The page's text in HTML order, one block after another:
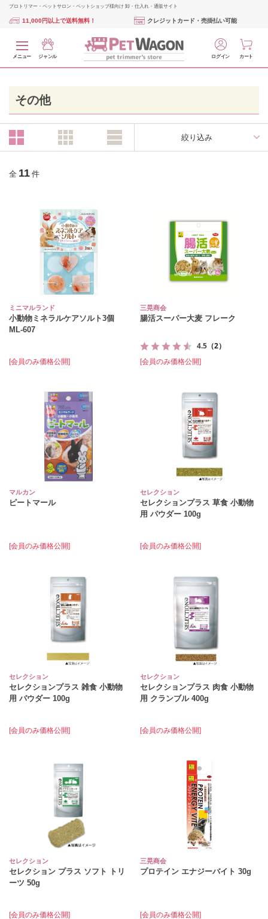
プロトリマー・ペットサロン・ペットショップ様向け 卸・仕入れ・通販サイト
11,000円以上で送料無料！ クレジットカード・売掛払い可能
メニュー ジャンル ログイン カート
その他
絞り込み
全 11 件
ミニマルランド
小動物ミネラルケアソルト3個
ML‐607
[会員のみ価格公開]
三晃商会
腸活スーパー大麦 フレーク
4.5 （2）
[会員のみ価格公開]
マルカン
ピートマール
[会員のみ価格公開]
セレクション
セレクションプラス 草食 小動物
用 パウダー 100g
[会員のみ価格公開]
セレクション
セレクションプラス 雑食 小動物
用 パウダー 100g
[会員のみ価格公開]
セレクション
セレクションプラス 肉食 小動物
用 クランブル 400g
[会員のみ価格公開]
セレクション
セレクション プラス ソフト トリ
ーツ 50g
[会員のみ価格公開]
三晃商会
プロテイン エナジーバイト 30g
[会員のみ価格公開]